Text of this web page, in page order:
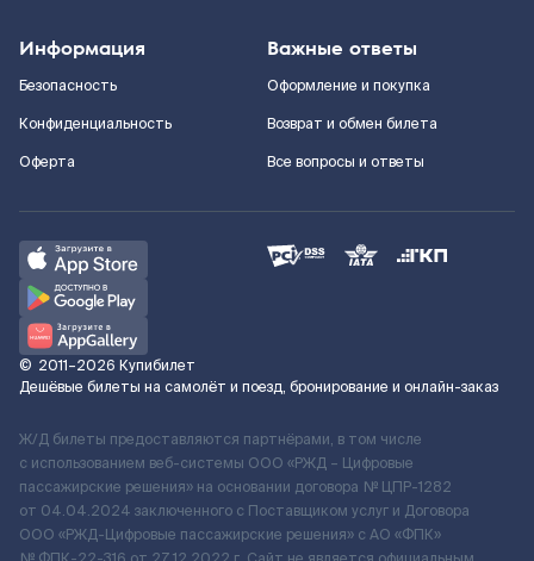
Информация
Безопасность
Конфиденциальность
Оферта
Важные ответы
Оформление и покупка
Возврат и обмен билета
Все вопросы и ответы
© 2011–2026 Купибилет
Дешёвые билеты на самолёт и поезд, бронирование и онлайн-заказ
Ж/Д билеты предоставляются партнёрами, в том числе
с использованием веб-системы ООО «РЖД – Цифровые
пассажирские решения» на основании договора № ЦПР-1282
от 04.04.2024 заключенного с Поставщиком услуг и Договора
ООО «РЖД-Цифровые пассажирские решения» c АО «ФПК»